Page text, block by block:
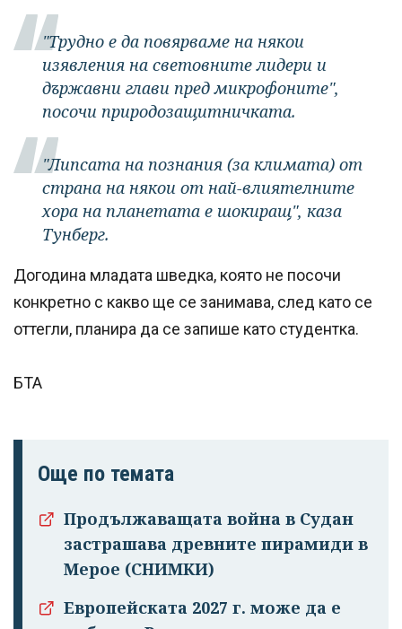
"Трудно е да повярваме на някои
изявления на световните лидери и
държавни глави пред микрофоните",
посочи природозащитничката.
"Липсата на познания (за климата) от
страна на някои от най-влиятелните
хора на планетата е шокиращ", каза
Тунберг.
Догодина младата шведка, която не посочи
конкретно с какво ще се занимава, след като се
оттегли, планира да се запише като студентка.
БТА
Още по темата
Продължаващата война в Судан
застрашава древните пирамиди в
Мерое (СНИМКИ)
Европейската 2027 г. може да е